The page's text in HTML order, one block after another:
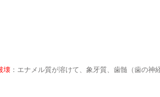
壊 ：エナメル質が溶けて、象牙質、歯髄（歯の神